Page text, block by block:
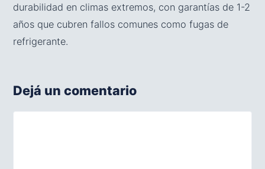
durabilidad en climas extremos, con garantías de 1-2
años que cubren fallos comunes como fugas de
refrigerante.
Dejá un comentario